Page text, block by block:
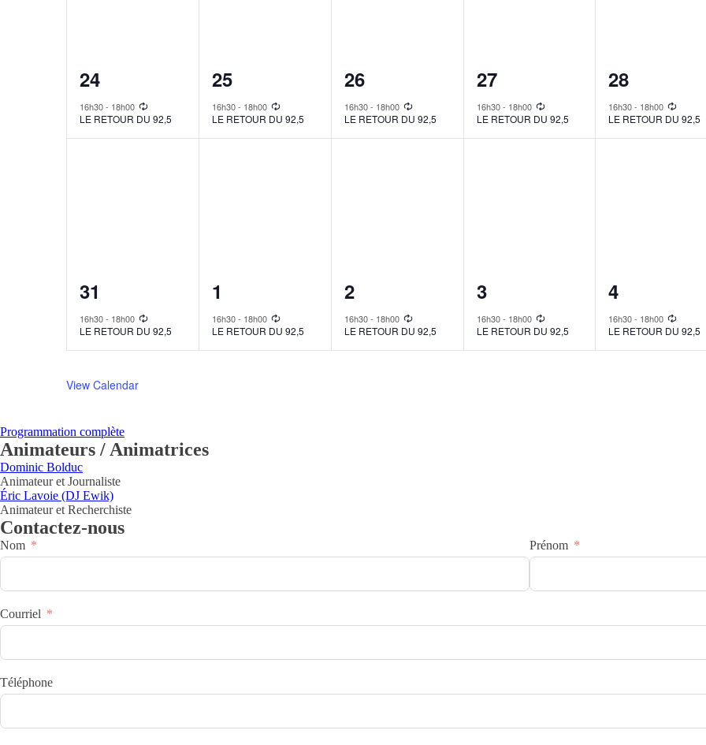
1
event,
24
16h30- 18h00
LE RETOUR DU 92,5
1
event,
25
16h30- 18h00
LE RETOUR DU 92,5
1
event,
26
16h30- 18h00
LE RETOUR DU 92,5
1
event,
27
16h30- 18h00
LE RETOUR DU 92,5
1
event,
28
16h30- 18h00
LE RETOUR DU 92,5
1
event,
31
16h30- 18h00
LE RETOUR DU 92,5
1
event,
1
16h30- 18h00
LE RETOUR DU 92,5
1
event,
2
16h30- 18h00
LE RETOUR DU 92,5
1
event,
3
16h30- 18h00
LE RETOUR DU 92,5
1
event,
4
16h30- 18h00
LE RETOUR DU 92,5
View Calendar
Programmation complète
Animateurs / Animatrices
Dominic Bolduc
Animateur et Journaliste
Éric Lavoie (DJ Ewik)
Animateur et Recherchiste
Contactez-nous
Nom Prénom
Courriel
Téléphone